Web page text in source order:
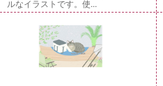
ルなイラストです。使...